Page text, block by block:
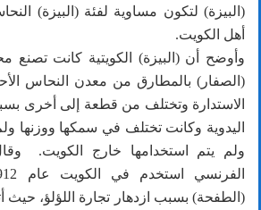
(البيزة) لتكون مساوية لفئة (البيزة)
أهل الكويت.
وأوضح أن (البيزة) الكويتية كانت تصنع
(الصفار) بالمطارق من معدن النحاس
الاستدارة وتختلف من قطعة إلى أخرى
اليدوية وكانت تختلف في سمكها ووزنها
ولم يتم استخدامها خارج الكويت.
(الطفحة) بسبب ازدهار تجارة اللؤلؤ،